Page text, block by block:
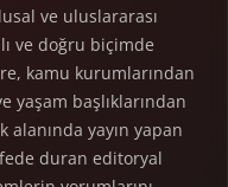
ve uluslararası
ve doğru biçimde
kamu kurumlarından
yaşam başlıklarından
alanında yayın yapan
duran editoryal